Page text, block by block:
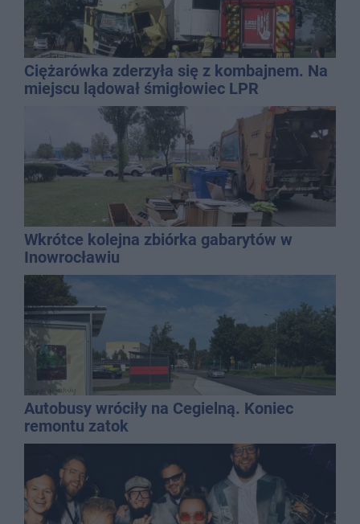
Ciężarówka zderzyła się z kombajnem. Na
miejscu lądował śmigłowiec LPR
Wkrótce kolejna zbiórka gabarytów w
Inowrocławiu
Autobusy wróciły na Cegielną. Koniec
remontu zatok